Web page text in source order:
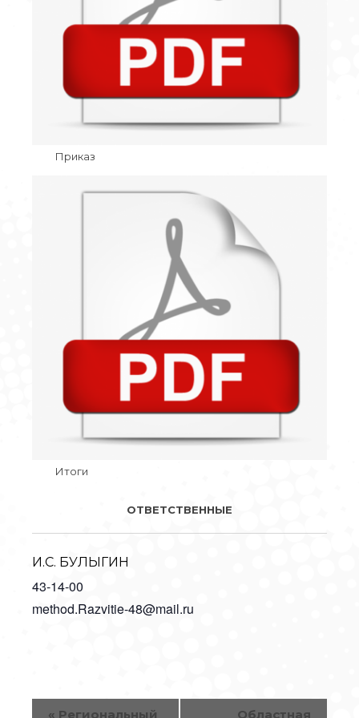
Приказ
Итоги
ОТВЕТСТВЕННЫЕ
И.С. БУЛЫГИН
43-14-00
method.Razvitie-48@mail.ru
НАВИГАЦИЯ
« Региональный
Областная